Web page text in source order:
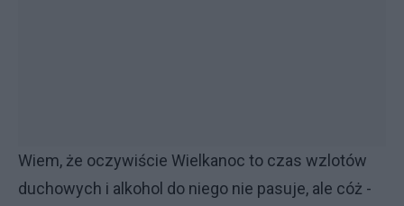
Wiem, że oczywiście Wielkanoc to czas wzlotów
duchowych i alkohol do niego nie pasuje, ale cóż -